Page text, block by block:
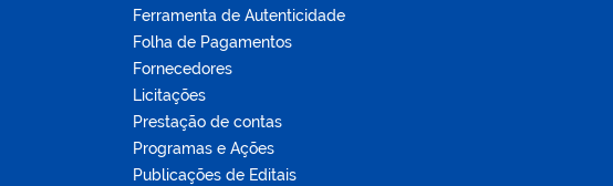
Ferramenta de Autenticidade
Folha de Pagamentos
Fornecedores
Licitações
Prestação de contas
Programas e Ações
Publicações de Editais